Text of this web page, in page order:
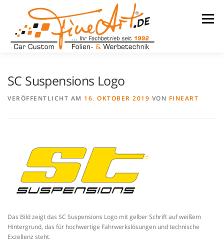
Menü
SC Suspensions Logo
VERÖFFENTLICHT AM 16. OKTOBER 2019 VON FINEART
Das Bild zeigt das SC Suspensions Logo mit gelber Schrift auf weißem
Hintergrund, das für hochwertige Fahrwerkslösungen und technische
Exzellenz steht.